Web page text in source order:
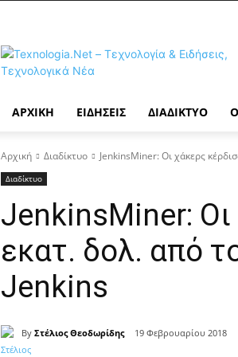
ΑΡΧΙΚΉ ΕΙΔΉΣΕΙΣ ΔΙΑΔΊΚΤΥΟ
Αρχική Διαδίκτυο JenkinsMiner: Οι χάκερς
Διαδίκτυο
JenkinsMiner: Οι
εκατ. δολ. από
Jenkins
By Στέλιος Θεοδωρίδης 19 Φεβρουαρίου 2018